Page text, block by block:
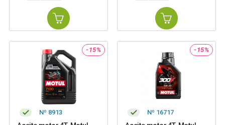
-15%
Nº 8913
-15%
Nº 16717